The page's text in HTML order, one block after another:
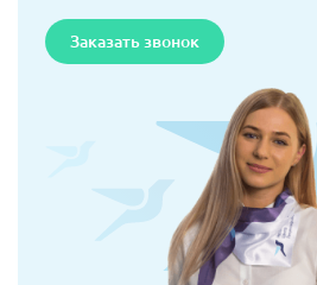
Заказать звонок